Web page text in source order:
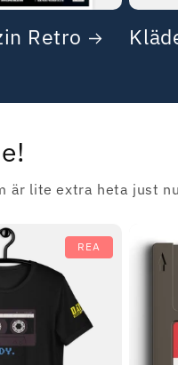
Retro
är lite extra heta just
REA